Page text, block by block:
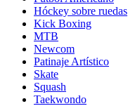
Hóckey sobre ruedas
Kick Boxing
MTB
Newcom
Patinaje Artístico
Skate
Squash
Taekwondo